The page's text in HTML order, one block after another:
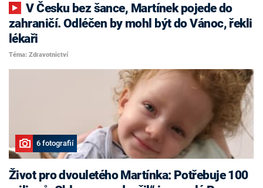
V Česku bez šance, Martínek pojede do
zahraničí. Odléčen by mohl být do Vánoc, řekli
lékaři
Téma: Zdravotnictví
6 fotografií
Život pro dvouletého Martínka: Potřebuje 100